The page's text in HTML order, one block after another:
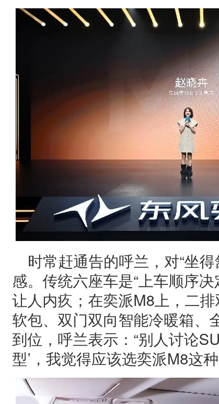
时常赶通告的呼兰，对“坐
感。传统六座车是“上车顺序
让人内疚；在奕派M8上，二
软包、双门双向智能冷暖箱、
到位，呼兰表示：“别人讨论
型’，我觉得应该选奕派M8这种